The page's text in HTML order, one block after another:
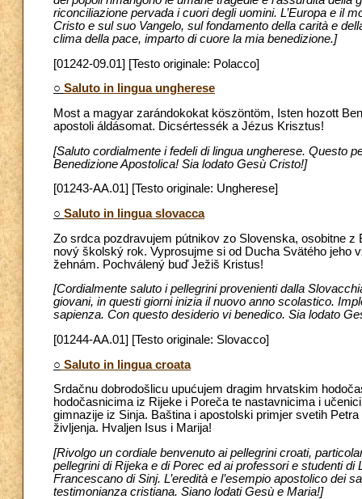
riconciliazione pervada i cuori degli uomini. L’Europa e il
Cristo e sul suo Vangelo, sul fondamento della carità e
clima della pace, imparto di cuore la mia benedizione.]
[01242-09.01] [Testo originale: Polacco]
○ Saluto in lingua ungherese
Most a magyar zarándokokat köszöntöm, Isten hozott
apostoli áldásomat. Dicsértessék a Jézus Krisztus!
[Saluto cordialmente i fedeli di lingua ungherese. Questo
Benedizione Apostolica! Sia lodato Gesù Cristo!]
[01243-AA.01] [Testo originale: Ungherese]
○ Saluto in lingua slovacca
Zo srdca pozdravujem pútnikov zo Slovenska, osobitne
nový školský rok. Vyprosujme si od Ducha Svätého
žehnám. Pochválený buď Ježiš Kristus!
[Cordialmente saluto i pellegrini provenienti dalla
giovani, in questi giorni inizia il nuovo anno scolastico.
sapienza. Con questo desiderio vi benedico. Sia lodato
[01244-AA.01] [Testo originale: Slovacco]
○ Saluto in lingua croata
Srdačnu dobrodošlicu upućujem dragim hrvatskim
hodočasnicima iz Rijeke i Poreča te nastavnicima i
gimnazije iz Sinja. Baština i apostolski primjer svetih
življenja. Hvaljen Isus i Marija!
[Rivolgo un cordiale benvenuto ai pellegrini croati,
pellegrini di Rijeka e di Porec ed ai professori e studenti
Francescano di Sinj. L’eredità e l’esempio apostolico dei
testimonianza cristiana. Siano lodati Gesù e Maria!]